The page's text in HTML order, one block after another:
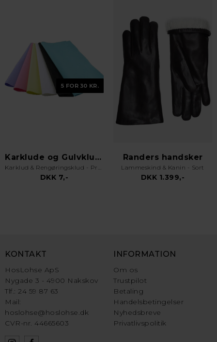
5 FOR 30 KR.
Karklude og Gulvklude
Karklud & Rengøringsklud - Pro Kvalitet - Valgfri Farve
DKK 7,-
Randers handsker
Lammeskind & Kanin - Sort
DKK 1.399,-
KONTAKT
HosLohse ApS
Nygade 3 - 4900 Nakskov
Tlf.: 24 59 87 63
Mail:
hoslohse@hoslohse.dk
CVR-nr. 44665603
INFORMATION
Om os
Trustpilot
Betaling
Handelsbetingelser
Nyhedsbreve
Privatlivspolitik